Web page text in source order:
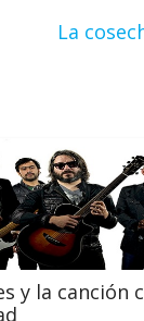
La
y la canción